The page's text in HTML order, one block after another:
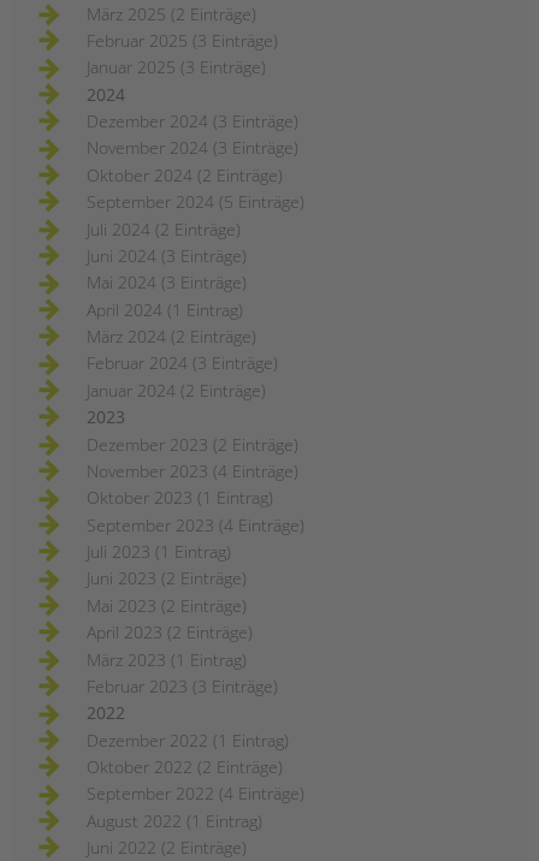
März 2025 (2 Einträge)
Februar 2025 (3 Einträge)
Januar 2025 (3 Einträge)
2024
Dezember 2024 (3 Einträge)
November 2024 (3 Einträge)
Oktober 2024 (2 Einträge)
September 2024 (5 Einträge)
Juli 2024 (2 Einträge)
Juni 2024 (3 Einträge)
Mai 2024 (3 Einträge)
April 2024 (1 Eintrag)
März 2024 (2 Einträge)
Februar 2024 (3 Einträge)
Januar 2024 (2 Einträge)
2023
Dezember 2023 (2 Einträge)
November 2023 (4 Einträge)
Oktober 2023 (1 Eintrag)
September 2023 (4 Einträge)
Juli 2023 (1 Eintrag)
Juni 2023 (2 Einträge)
Mai 2023 (2 Einträge)
April 2023 (2 Einträge)
März 2023 (1 Eintrag)
Februar 2023 (3 Einträge)
2022
Dezember 2022 (1 Eintrag)
Oktober 2022 (2 Einträge)
September 2022 (4 Einträge)
August 2022 (1 Eintrag)
Juni 2022 (2 Einträge)